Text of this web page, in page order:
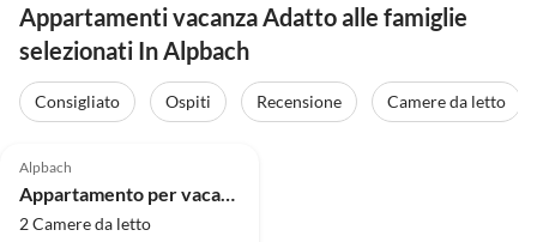
Appartamenti vacanza Adatto alle famiglie
selezionati In Alpbach
Consigliato Ospiti Recensione
Camere da letto
Alpbach
Appartamento per vacanze Landhaus Alpach App II
2 Camere da letto